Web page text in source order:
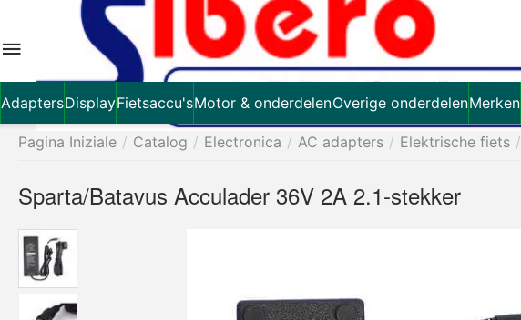
AdaptersDisplayFietsaccu'sMotor & onderdelenOverige onderdelenMerken
Pagina Iniziale / Catalog / Electronica / AC adapters / Elektrische fiets /
Sparta/Batavus Acculader 36V 2A 2.1-stekker